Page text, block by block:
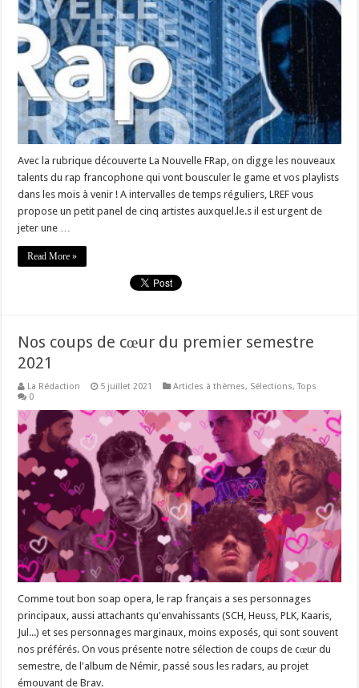
Avec la rubrique découverte La Nouvelle FRap, on digge les nouveaux
talents du rap francophone qui vont bousculer le game et vos playlists
dans les mois à venir ! A intervalles de temps réguliers, LREF vous
propose un petit panel de cinq artistes auxquel.le.s il est urgent de
jeter une …
Read More »
Nos coups de cœur du premier semestre
2021
La Rédaction 5 juillet 2021 Articles à thèmes, Sélections,Tops
0
Comme tout bon soap opera, le rap français a ses personnages
principaux, aussi attachants qu'envahissants (SCH, Heuss, PLK, Kaaris,
Jul...) et ses personnages marginaux, moins exposés, qui sont souvent
nos préférés. On vous présente notre sélection de coups de cœur du
semestre, de l'album de Némir, passé sous les radars, au projet
émouvant de Brav.